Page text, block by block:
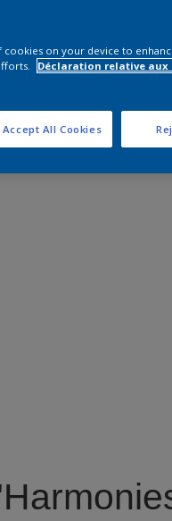
Trouver
cookies on your device to
Déclaration relative aux
Accept All Cookies